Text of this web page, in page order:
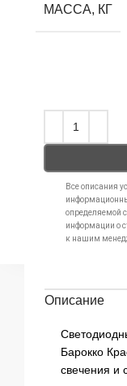
МАССА, КГ
Все описания
определяемой
информации о
к нашим
Описание
Барокко
свечения и